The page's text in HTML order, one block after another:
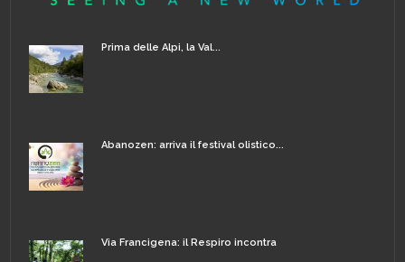
Prima delle Alpi, la Val...
Abanozen: arriva il festival olistico...
Via Francigena: il Respiro incontra